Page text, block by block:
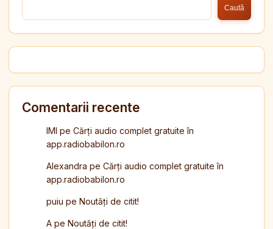
Caută
Comentarii recente
IMI pe Cărți audio complet gratuite în
app.radiobabilon.ro
Alexandra pe Cărți audio complet gratuite în
app.radiobabilon.ro
puiu pe Noutăți de citit!
A pe Noutăți de citit!